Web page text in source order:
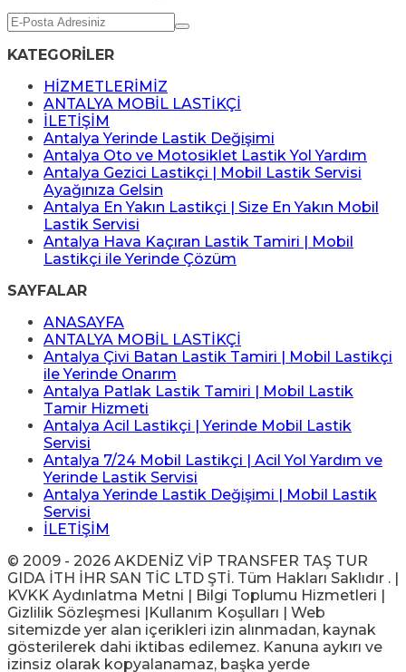
KATEGORİLER
HİZMETLERİMİZ
ANTALYA MOBİL LASTİKÇİ
İLETİŞİM
Antalya Yerinde Lastik Değişimi
Antalya Oto ve Motosiklet Lastik Yol Yardım
Antalya Gezici Lastikçi | Mobil Lastik Servisi
Ayağınıza Gelsin
Antalya En Yakın Lastikçi | Size En Yakın Mobil
Lastik Servisi
Antalya Hava Kaçıran Lastik Tamiri | Mobil
Lastikçi ile Yerinde Çözüm
SAYFALAR
ANASAYFA
ANTALYA MOBİL LASTİKÇİ
Antalya Çivi Batan Lastik Tamiri | Mobil Lastikçi
ile Yerinde Onarım
Antalya Patlak Lastik Tamiri | Mobil Lastik
Tamir Hizmeti
Antalya Acil Lastikçi | Yerinde Mobil Lastik
Servisi
Antalya 7/24 Mobil Lastikçi | Acil Yol Yardım ve
Yerinde Lastik Servisi
Antalya Yerinde Lastik Değişimi | Mobil Lastik
Servisi
İLETİŞİM
© 2009 - 2026 AKDENİZ VİP TRANSFER TAŞ TUR
GIDA İTH İHR SAN TİC LTD ŞTİ. Tüm Hakları Saklıdır . |
KVKK Aydınlatma Metni | Bilgi Toplumu Hizmetleri |
Gizlilik Sözleşmesi |Kullanım Koşulları | Web
sitemizde yer alan içerikleri izin alınmadan, kaynak
gösterilerek dahi iktibas edilemez. Kanuna aykırı ve
izinsiz olarak kopyalanamaz, başka yerde